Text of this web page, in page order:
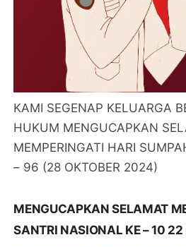
KAMI SEGENAP KELUARGA
HUKUM MENGUCAPKAN
MEMPERINGATI HARI
– 96 (28 OKTOBER 2024)
MENGUCAPKAN SELAMAT
SANTRI NASIONAL KE – 10